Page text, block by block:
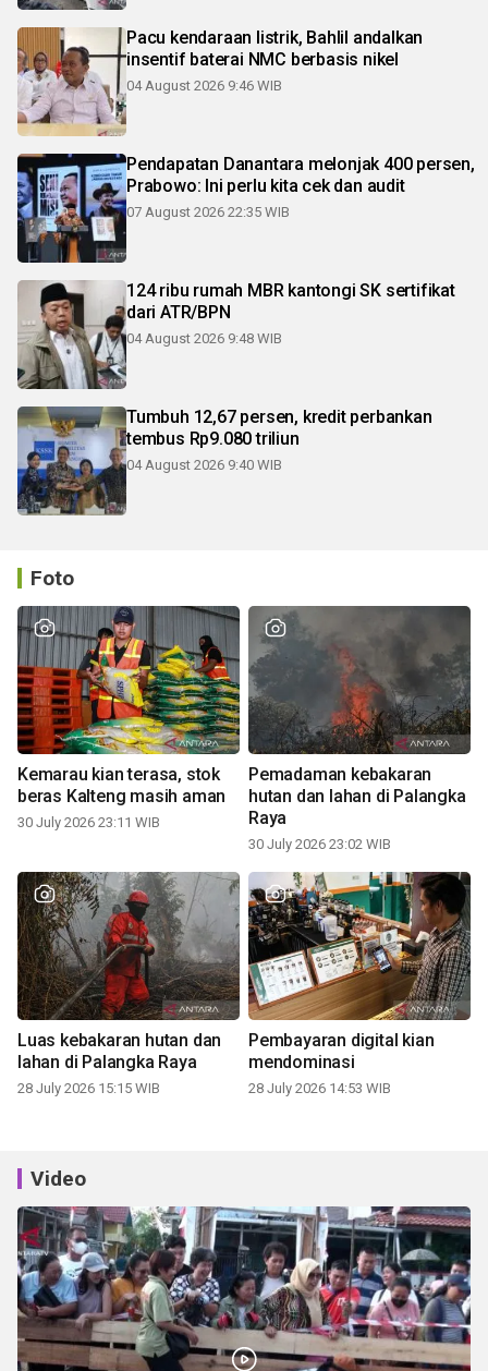
Pacu kendaraan listrik, Bahlil andalkan
insentif baterai NMC berbasis nikel
04 August 2026 9:46 WIB
Pendapatan Danantara melonjak 400 persen,
Prabowo: Ini perlu kita cek dan audit
07 August 2026 22:35 WIB
124 ribu rumah MBR kantongi SK sertifikat
dari ATR/BPN
04 August 2026 9:48 WIB
Tumbuh 12,67 persen, kredit perbankan
tembus Rp9.080 triliun
04 August 2026 9:40 WIB
Foto
Kemarau kian terasa, stok
beras Kalteng masih aman
30 July 2026 23:11 WIB
Pemadaman kebakaran
hutan dan lahan di Palangka
Raya
30 July 2026 23:02 WIB
Luas kebakaran hutan dan
lahan di Palangka Raya
28 July 2026 15:15 WIB
Pembayaran digital kian
mendominasi
28 July 2026 14:53 WIB
Video